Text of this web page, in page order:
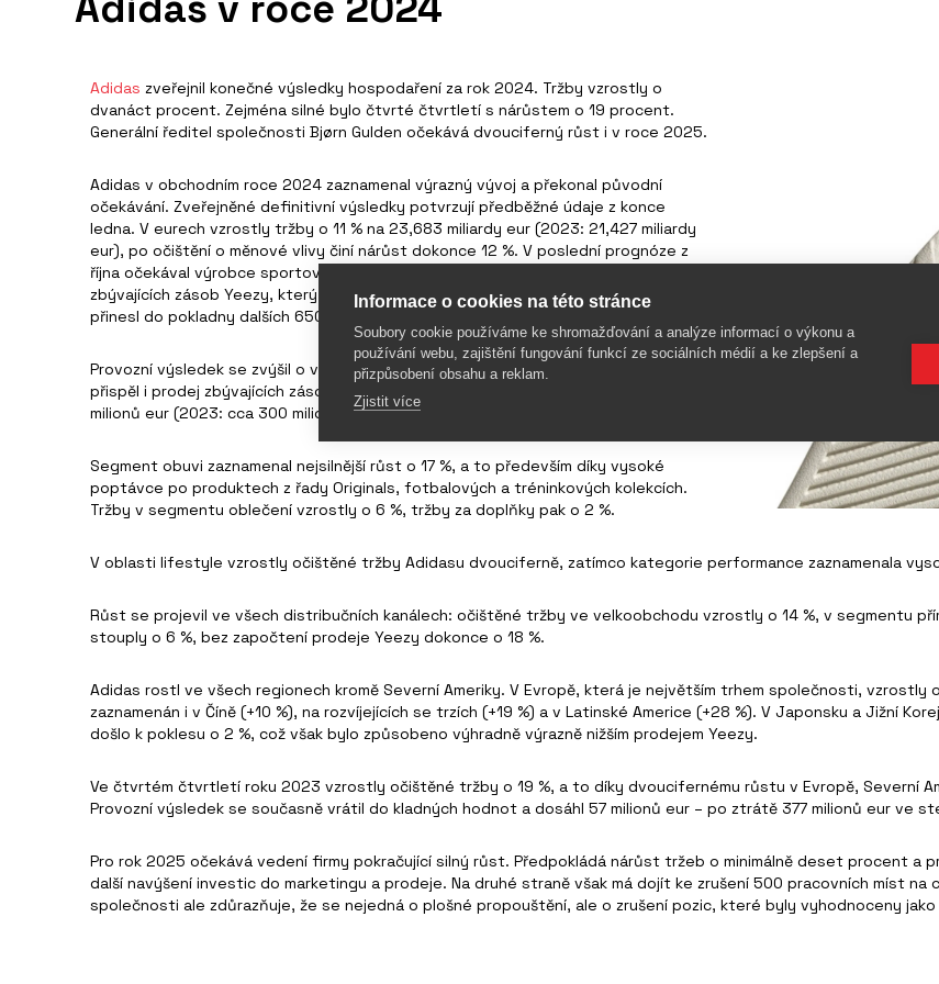
Adidas zveřejnil konečné výsledky hospodaření za rok 2024. Tržby vzrostly o
dvanáct procent. Zejména silné bylo čtvrté čtvrtletí s nárůstem o 19 procent.
Generální ředitel společnosti Bjørn Gulden očekává dvouciferný růst i v roce 2025.
Adidas v obchodním roce 2024 zaznamenal výrazný vývoj a překonal původní
očekávání. Zveřejněné definitivní výsledky potvrzují předběžné údaje z konce
ledna. V eurech vzrostly tržby o 11 % na 23,683 miliardy eur (2023: 21,427 miliardy
eur), po očištění o měnové vlivy činí nárůst dokonce 12 %. V poslední prognóze z
října očekával výrobce sportovního vybavení nárůst zhruba o 10 %. Prodej
zbývajících zásob Yeezy, který byl úspěšně dokončen ve čtvrtém čtvrtletí 2024,
přinesl do pokladny dalších 650 milionů eur (2023: cca 750 milionů eur).
Provozní výsledek se zvýšil o více než jednu miliardu na 1,337 miliardy eur; k tomu
přispěl i prodej zbývajících zásob Yeezy během roku 2024 částkou přibližně 200
milionů eur (2023: cca 300 milionů eur).
Segment obuvi zaznamenal nejsilnější růst o 17 %, a to především díky vysoké
poptávce po produktech z řady Originals, fotbalových a tréninkových kolekcích.
Tržby v segmentu oblečení vzrostly o 6 %, tržby za doplňky pak o 2 %.
V oblasti lifestyle vzrostly očištěné tržby Adidasu dvouciferně, zatímco kategorie performance zaznamenala
Růst se projevil ve všech distribučních kanálech: očištěné tržby ve velkoobchodu vzrostly o 14 %, v segmentu
stouply o 6 %, bez započtení prodeje Yeezy dokonce o 18 %.
Adidas rostl ve všech regionech kromě Severní Ameriky. V Evropě, která je největším trhem společnosti,
zaznamenán i v Číně (+10 %), na rozvíjejících se trzích (+19 %) a v Latinské Americe (+28 %). V Japonsku a Jižní
došlo k poklesu o 2 %, což však bylo způsobeno výhradně výrazně nižším prodejem Yeezy.
Ve čtvrtém čtvrtletí roku 2023 vzrostly očištěné tržby o 19 %, a to díky dvoucifernému růstu v Evropě, Severní
Provozní výsledek se současně vrátil do kladných hodnot a dosáhl 57 milionů eur – po ztrátě 377 milionů eur ve
Pro rok 2025 očekává vedení firmy pokračující silný růst. Předpokládá nárůst tržeb o minimálně deset procent a
další navýšení investic do marketingu a prodeje. Na druhé straně však má dojít ke zrušení 500 pracovních míst
společnosti ale zdůrazňuje, že se nejedná o plošné propouštění, ale o zrušení pozic, které byly vyhodnoceny
Informace o cookies na této stránce
Soubory cookie používáme ke shromažďování a analýze informací o výkonu a
používání webu, zajištění fungování funkcí ze sociálních médií a ke zlepšení a
přizpůsobení obsahu a reklam.
Zjistit více